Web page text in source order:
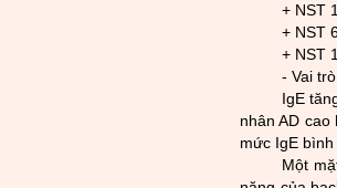
+ NST
+ NST
+ NST
- Vai
IgE
nhân AD
mức IgE bình
Một